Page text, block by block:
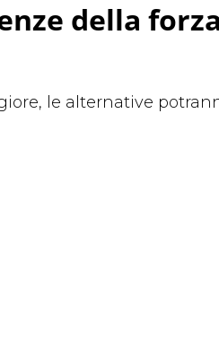
della forza
le alternative